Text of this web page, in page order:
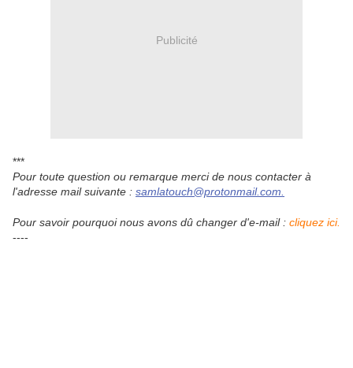
Publicité
***
Pour toute question ou remarque merci de nous contacter à
l'adresse mail suivante : samlatouch@protonmail.com.
Pour savoir pourquoi nous avons dû changer d'e-mail : cliquez ici.
----